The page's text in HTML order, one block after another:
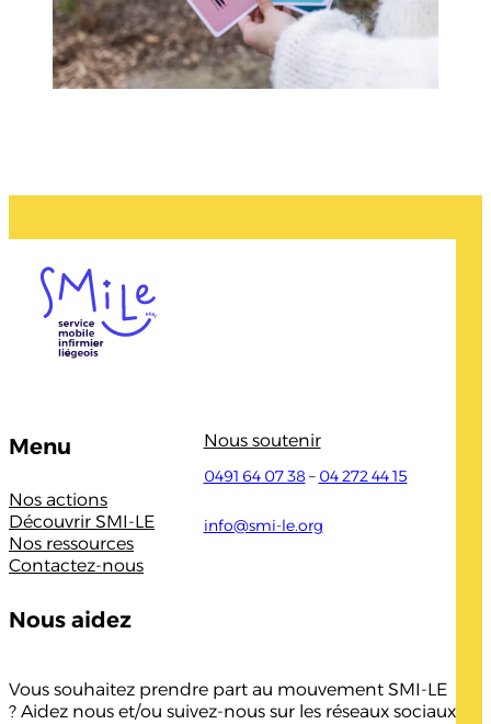
Menu
Nos actions
Découvrir SMI-LE
Nos ressources
Contactez-nous
Nous soutenir
0491 64 07 38 – 04 272 44 15
info@smi-le.org
Nous aidez
Vous souhaitez prendre part au mouvement SMI-LE
? Aidez nous et/ou suivez-nous sur les réseaux sociaux